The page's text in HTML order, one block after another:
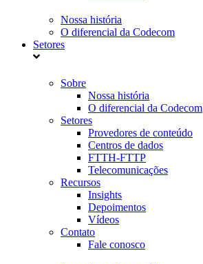
Nossa história
O diferencial da Codecom
Setores
Sobre
Nossa história
O diferencial da Codecom
Setores
Provedores de conteúdo
Centros de dados
FTTH-FTTP
Telecomunicações
Recursos
Insights
Depoimentos
Vídeos
Contato
Fale conosco